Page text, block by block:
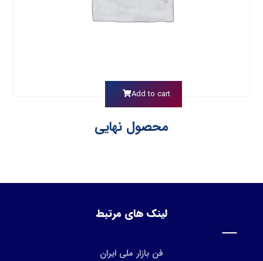
محصول نهایی
Add to cart
لینک های مرتبط
فن بازار ملی ایران